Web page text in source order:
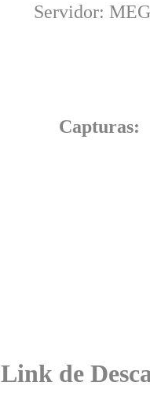
Servidor:
Capturas:
Link de